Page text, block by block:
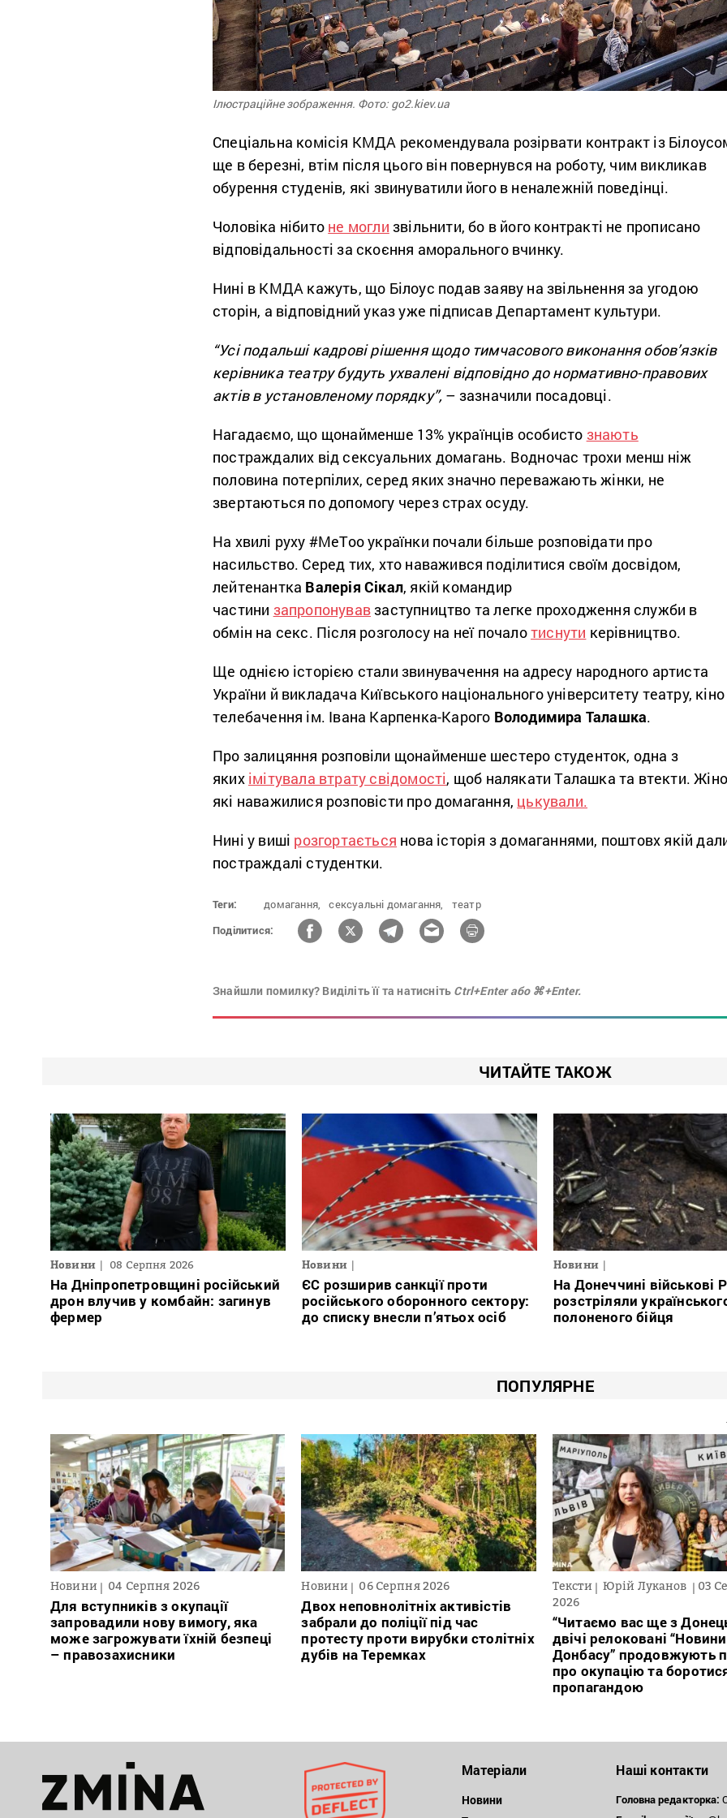
Ілюстраційне зображення. Фото: go2.kiev.ua
Спеціальна комісія КМДА рекомендувала розірвати контракт із
ще в березні, втім після цього він повернувся на роботу, чим викликав
обурення студенів, які звинуватили його в неналежній поведінці.
Чоловіка нібито не могли звільнити, бо в його контракті не прописано
відповідальності за скоєння аморального вчинку.
Нині в КМДА кажуть, що Білоус подав заяву на звільнення за угодою
сторін, а відповідний указ уже підписав Департамент культури.
“Усі подальші кадрові рішення щодо тимчасового виконання обов’язків
керівника театру будуть ухвалені відповідно до нормативно-правових
актів в установленому порядку”, – зазначили посадовці.
Нагадаємо, що щонайменше 13% українців особисто знають
постраждалих від сексуальних домагань. Водночас трохи менш ніж
половина потерпілих, серед яких значно переважають жінки, не
звертаються по допомогу через страх осуду.
На хвилі руху #MeToo українки почали більше розповідати про
насильство. Серед тих, хто наважився поділитися своїм досвідом,
лейтенантка Валерія Сікал, якій командир
частини запропонувавзаступництво та легке проходження служби в
обмін на секс. Після розголосу на неї почалотиснути керівництво.
Ще однією історією стали звинувачення на адресу народного артиста
України й викладача Київського національного університету театру, кіно
телебачення ім. Івана Карпенка-Карого Володимира Талашка.
Про залицяння розповіли щонайменше шестеро студенток, одна з
яких імітувала втрату свідомості, щоб налякати Талашка та втекти.
які наважилися розповісти про домагання, цькували.
Нині у виші розгортається нова історія з домаганнями, поштовх якій
постраждалі студентки.
Теги: домагання, сексуальні домагання,
театр
Поділитися:
Знайшли помилку? Виділіть її та натисніть Ctrl+Enter або ⌘+Enter.
ЧИТАЙТЕ ТАКОЖ
Новини 08 Серпня 2026
На Дніпропетровщині російський
дрон влучив у комбайн: загинув
фермер
Новини
ЄС розширив санкції проти
російського оборонного сектору:
до списку внесли п’ятьох осіб
Новини
На Донеччині військові
розстріляли
полоненого бійця
ПОПУЛЯРНЕ
Новини 04 Серпня 2026
Для вступників з окупації
запровадили нову вимогу, яка
може загрожувати їхній безпеці
– правозахисники
Новини 06 Серпня 2026
Двох неповнолітніх активістів
забрали до поліції під час
протесту проти вирубки столітніх
дубів на Теремках
Тексти Юрій Луканов
03
2026
“Читаємо вас ще з
двічі релоковані “Новини
Донбасу” продовжують
про окупацію та
пропагандою
Матеріали
Новини
Наші контакти
Головна редакторка: